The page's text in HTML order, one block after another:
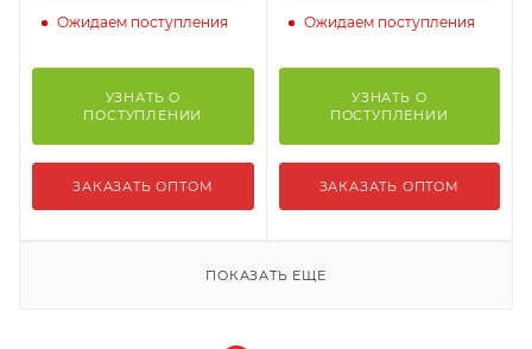
Ожидаем поступления
УЗНАТЬ О
ПОСТУПЛЕНИИ
ЗАКАЗАТЬ ОПТОМ
Ожидаем поступления
УЗНАТЬ О
ПОСТУПЛЕНИИ
ЗАКАЗАТЬ ОПТОМ
ПОКАЗАТЬ ЕЩЕ